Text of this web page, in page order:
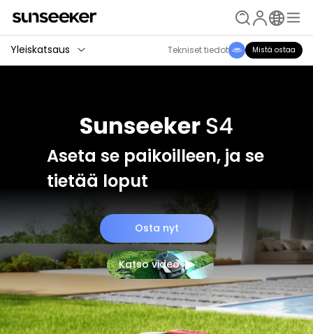
Yleiskatsaus Tekniset tiedot Mistä ostaa
Aseta se paikoilleen, ja se
tietää loput
Osta nyt
Katso video